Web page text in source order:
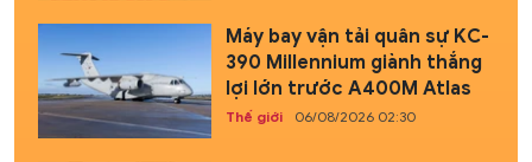
Máy bay vận tải quân sự KC-
390 Millennium giành thắng
lợi lớn trước A400M Atlas
Thế giới 06/08/2026 02:30